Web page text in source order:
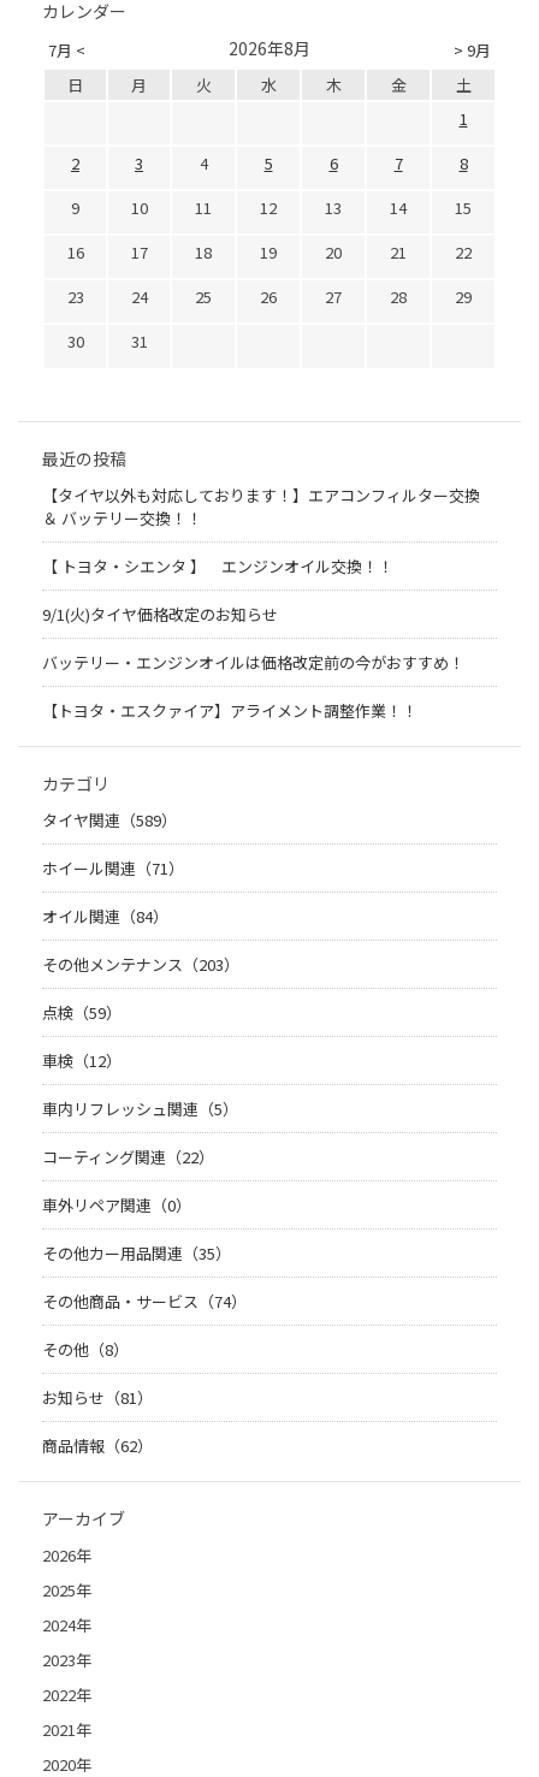
カレンダー
7月 < > 9月
2026年8月
日 月 火 水 木 金
土
1
2
3 4 5 6 7
8
9
10 11 12 13 14
15
16
17 18 19 20 21
22
23
24 25 26 27 28
29
30
31
最近の投稿
【タイヤ以外も対応しております！】エアコンフィルター交換
＆ バッテリー交換！！
【 トヨタ・シエンタ 】 エンジンオイル交換！！
9/1(火)タイヤ価格改定のお知らせ
バッテリー・エンジンオイルは価格改定前の今がおすすめ！
【トヨタ・エスクァイア】アライメント調整作業！！
カテゴリ
タイヤ関連（589）
ホイール関連（71）
オイル関連（84）
その他メンテナンス（203）
点検（59）
車検（12）
車内リフレッシュ関連（5）
コーティング関連（22）
車外リペア関連（0）
その他カー用品関連（35）
その他商品・サービス（74）
その他（8）
お知らせ（81）
商品情報（62）
アーカイブ
2026年
2025年
2024年
2023年
2022年
2021年
2020年